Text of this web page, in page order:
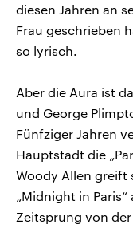
diesen Jahren an
Frau geschrieben
so lyrisch.
Aber die Aura ist
und George
Fünfziger Jahren
Hauptstadt die
Woody Allen greift
„Midnight in
Zeitsprung von